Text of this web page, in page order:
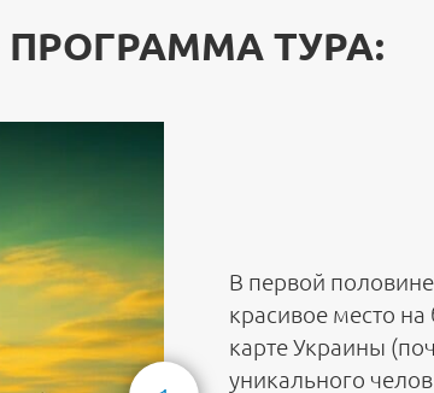
ПРОГРАММА ТУРА:
В первой
красивое место на
карте Украины
уникального